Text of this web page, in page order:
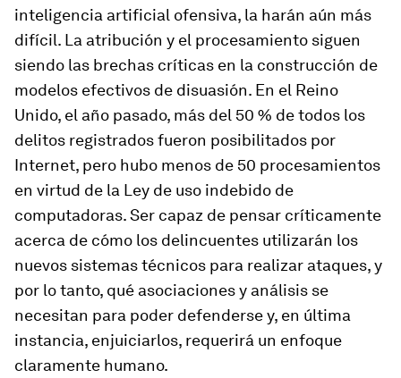
inteligencia artificial ofensiva, la harán aún más
difícil. La atribución y el procesamiento siguen
siendo las brechas críticas en la construcción de
modelos efectivos de disuasión. En el Reino
Unido, el año pasado, más del 50 % de todos los
delitos registrados fueron posibilitados por
Internet, pero hubo menos de 50 procesamientos
en virtud de la Ley de uso indebido de
computadoras. Ser capaz de pensar críticamente
acerca de cómo los delincuentes utilizarán los
nuevos sistemas técnicos para realizar ataques, y
por lo tanto, qué asociaciones y análisis se
necesitan para poder defenderse y, en última
instancia, enjuiciarlos, requerirá un enfoque
claramente humano.